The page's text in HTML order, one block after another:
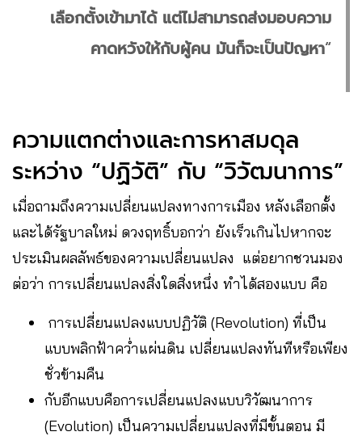
เลือกตั้งเข้ามาได้ แต่ไม่สามารถส่งมอบความ
คาดหวังให้กับผู้คน มันก็จะเป็นปัญหา“
ความแตกต่างและการหาสมดุล
ระหว่าง “ปฏิวัติ” กับ “วิวัฒนาการ”
เมื่อถามถึงความเปลี่ยนแปลงทางการเมือง หลังเลือกตั้ง
และได้รัฐบาลใหม่ ดวงฤทธิ์บอกว่า ยังเร็วเกินไปหากจะ
ประเมินผลลัพธ์ของความเปลี่ยนแปลง แต่อยากชวนมอง
ต่อว่า การเปลี่ยนแปลงสิ่งใดสิ่งหนึ่ง ทำได้สองแบบ คือ
การเปลี่ยนแปลงแบบปฏิวัติ (Revolution) ที่เป็น
แบบพลิกฟ้าคว่ำแผ่นดิน เปลี่ยนแปลงทันทีหรือเพียง
ชั่วข้ามคืน
กับอีกแบบคือการเปลี่ยนแปลงแบบวิวัฒนาการ
(Evolution) เป็นความเปลี่ยนแปลงที่มีขั้นตอน มี